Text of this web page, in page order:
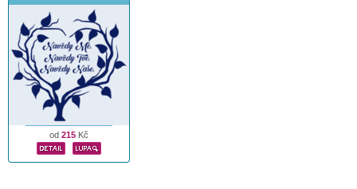
od 215 Kč